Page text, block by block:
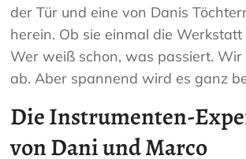
der Tür und eine von Danis
herein. Ob sie einmal die
Wer weiß schon, was passiert.
ab. Aber spannend wird es ganz
Die Instrumenten-
von Dani und Marco